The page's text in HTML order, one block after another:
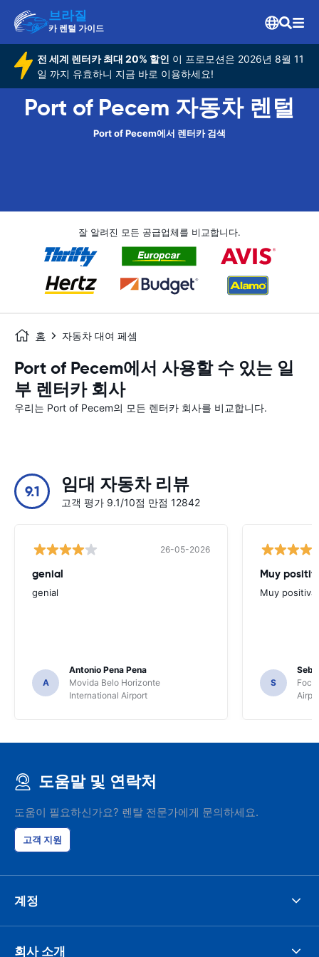
브라질
카 렌털 가이드
전 세계 렌터카 최대 20% 할인 이 프로모션은 2026년 8월 11
일 까지 유효하니 지금 바로 이용하세요!
Port of Pecem 자동차 렌털
Port of Pecem에서 렌터카 검색
잘 알려진 모든 공급업체를 비교합니다.
홈 자동차 대여 페셈
Port of Pecem에서 사용할 수 있는 일
부 렌터카 회사
우리는 Port of Pecem의 모든 렌터카 회사를 비교합니다.
9.1 임대 자동차 리뷰
고객 평가 9.1/10점 만점 12842
26-05-2026
genial
genial
A
Antonio Pena Pena
Movida Belo Horizonte
International Airport
Muy
Muy positiva
S
Foco
도움말 및 연락처
도움이 필요하신가요? 렌탈 전문가에게 문의하세요.
고객 지원
계정
회사 소개